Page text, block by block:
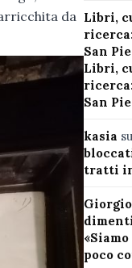
da Libri,
San
Libri,
San
kasia su
tratti
Giorgio
poco